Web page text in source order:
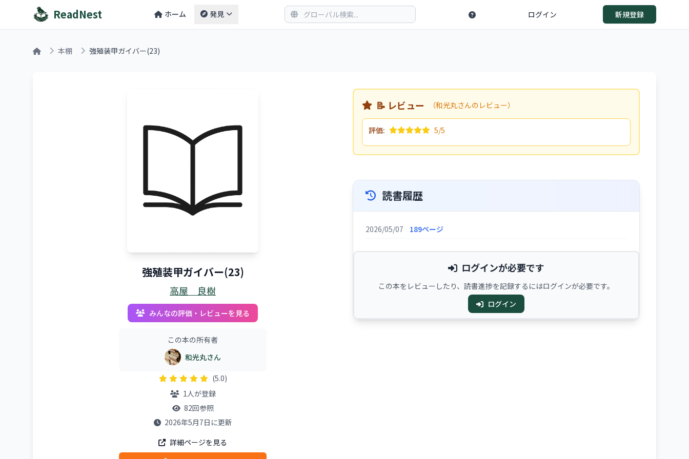
ReadNest ホーム 発見 ログイン 新規登録
本棚 強殖装甲ガイバー(23)
強殖装甲ガイバー(23)
高屋 良樹
みんなの評価・レビューを見る
この本の所有者
和光丸さん
(5.0)
1人が登録
82回参照
2026年5月7日に更新
詳細ページを見る
📝 レビュー （和光丸さんのレビュー）
評価: 5/5
読書履歴
2026/05/07 189ページ
ログインが必要です
この本をレビューしたり、読書進捗を記録するにはログインが必要です。
ログイン